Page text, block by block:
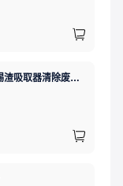
ATTEN(安泰信)，吸锡器吸锡枪锡渣吸取器清除废锡残渣 AT-E210D黑色防滑